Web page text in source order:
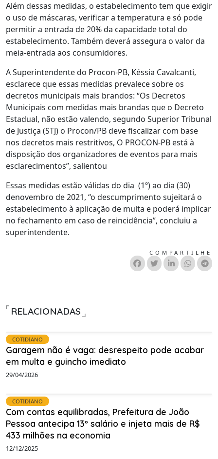
Além dessas medidas, o estabelecimento tem que exigir
o uso de máscaras, verificar a temperatura e só pode
permitir a entrada de 20% da capacidade total do
estabelecimento. Também deverá assegura o valor da
meia-entrada aos consumidores.
A Superintendente do Procon-PB, Késsia Cavalcanti,
esclarece que essas medidas prevalece sobre os
decretos municipais mais brandos: “Os Decretos
Municipais com medidas mais brandas que o Decreto
Estadual, não estão valendo, segundo Superior Tribunal
de Justiça (STJ) o Procon/PB deve fiscalizar com base
nos decretos mais restritivos, O PROCON-PB está à
disposição dos organizadores de eventos para mais
esclarecimentos”, salientou
Essas medidas estão válidas do dia (1º) ao dia (30)
denovembro de 2021, “o descumprimento sujeitará o
estabelecimento à aplicação de multa e poderá implicar
no fechamento em caso de reincidência”, concluiu a
superintendente.
COMPARTILHE
RELACIONADAS
COTIDIANO
Garagem não é vaga: desrespeito pode acabar
em multa e guincho imediato
29/04/2026
COTIDIANO
Com contas equilibradas, Prefeitura de João
Pessoa antecipa 13º salário e injeta mais de R$
433 milhões na economia
12/12/2025